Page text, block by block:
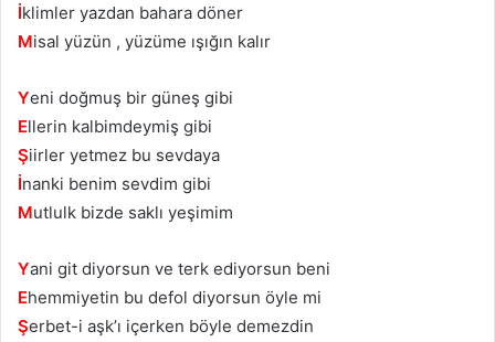
İklimler yazdan bahara döner
Misal yüzün , yüzüme ışığın kalır
Yeni doğmuş bir güneş gibi
Ellerin kalbimdeymiş gibi
Şiirler yetmez bu sevdaya
İnanki benim sevdim gibi
Mutlulk bizde saklı yeşimim
Yani git diyorsun ve terk ediyorsun beni
Ehemmiyetin bu defol diyorsun öyle mi
Şerbet-i aşk’ı içerken böyle demezdin